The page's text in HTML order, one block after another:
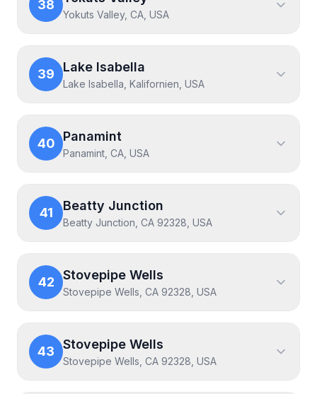
38
Yokuts Valley, CA, USA
39 Lake Isabella
Lake Isabella, Kalifornien, USA
40 Panamint
Panamint, CA, USA
41 Beatty Junction
Beatty Junction, CA 92328, USA
42 Stovepipe Wells
Stovepipe Wells, CA 92328, USA
43 Stovepipe Wells
Stovepipe Wells, CA 92328, USA